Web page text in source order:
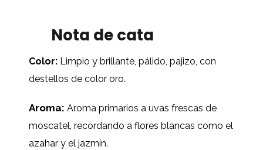
Nota de cata
Color: Limpio y brillante, pálido, pajizo, con
destellos de color oro.
Aroma: Aroma primarios a uvas frescas de
moscatel, recordando a flores blancas como el
azahar y el jazmín.